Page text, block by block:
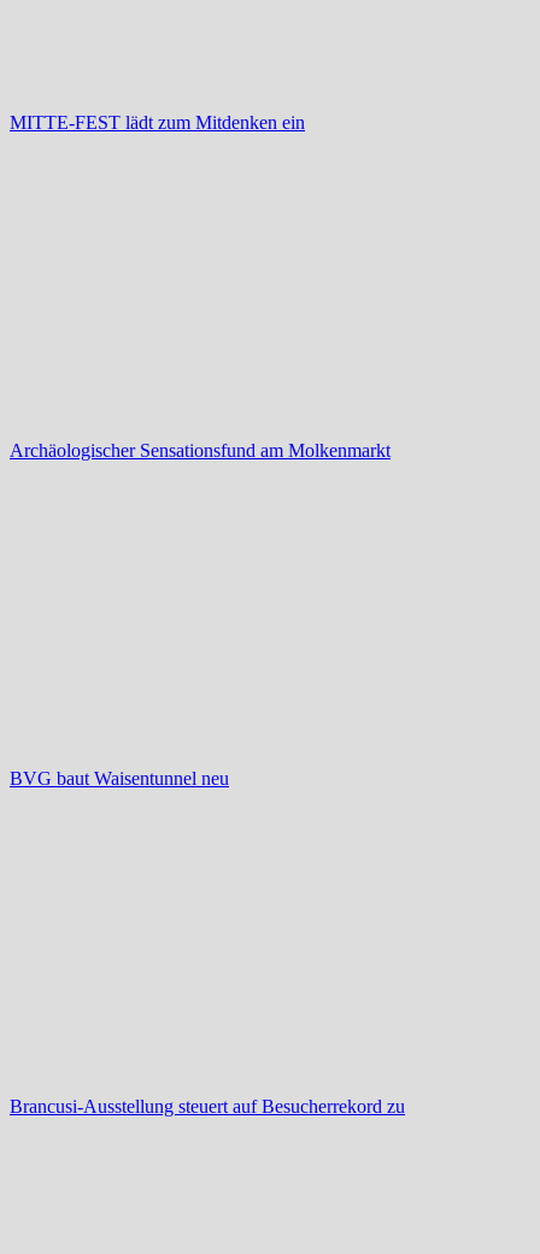
MITTE-FEST lädt zum Mitdenken ein
Archäologischer Sensationsfund am Molkenmarkt
BVG baut Waisentunnel neu
Brancusi-Ausstellung steuert auf Besucherrekord zu